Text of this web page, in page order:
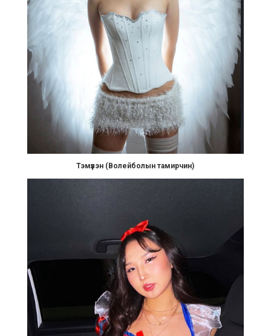
Тэмүүлэн (Волейболын тамирчин)